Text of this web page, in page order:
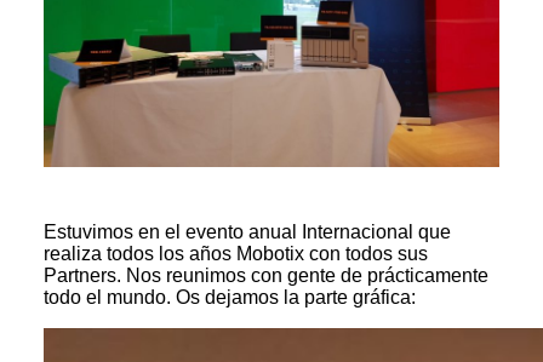
Estuvimos en el evento anual Internacional que
realiza todos los años Mobotix con todos sus
Partners. Nos reunimos con gente de prácticamente
todo el mundo. Os dejamos la parte gráfica: